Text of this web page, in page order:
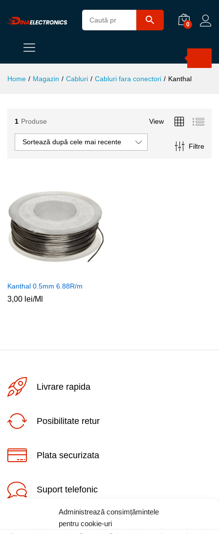
Administrează consimțămintele
pentru cookie-uri
0
Home / Magazin / Cabluri / Cabluri fara conectori / Kanthal
1 Produse View
Filtre
Sortează după cele mai recente
Kanthal 0.5mm 6.88R/m
3,00 lei/Ml
Livrare rapida
Posibilitate retur
Plata securizata
Suport telefonic